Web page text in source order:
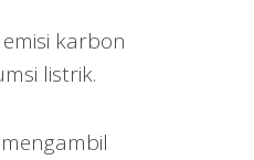
karbon
listrik.